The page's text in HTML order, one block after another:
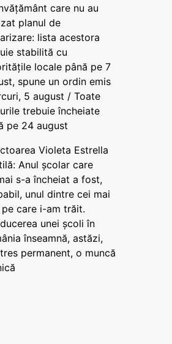
care nu au
planul de
lista acestora
stabilită cu
locale până pe 7
spune un ordin emis
5 august / Toate
trebuie încheiate
pe 24 august
Violeta Estrella
Anul școlar care
s-a încheiat a fost,
unul dintre cei mai
care i-am trăit.
unei școli în
înseamnă, astăzi,
permanent, o muncă